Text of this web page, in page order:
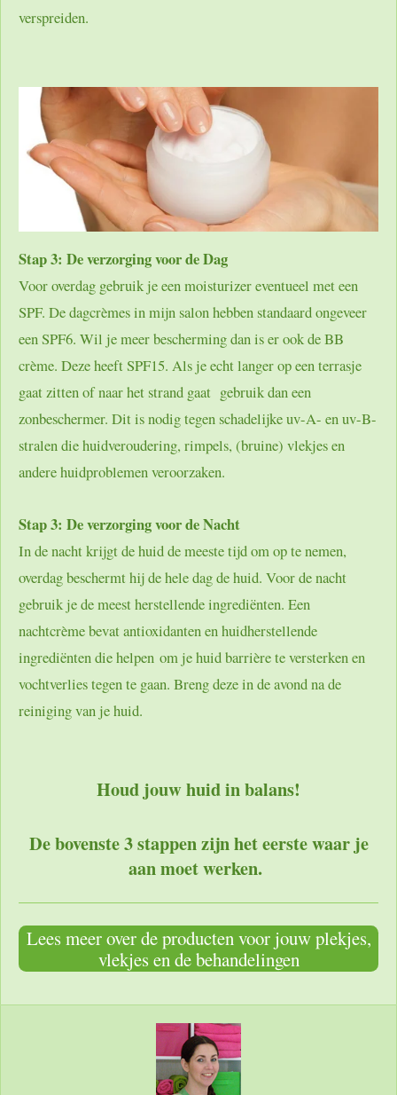
verspreiden.
Stap 3: De verzorging voor de Dag
Voor overdag gebruik je een moisturizer eventueel met een
SPF. De dagcrèmes in mijn salon hebben standaard ongeveer
een SPF6. Wil je meer bescherming dan is er ook de BB
crème. Deze heeft SPF15. Als je echt langer op een terrasje
gaat zitten of naar het strand gaat gebruik dan een
zonbeschermer. Dit is nodig tegen schadelijke uv-A- en uv-B-
stralen die huidveroudering, rimpels, (bruine) vlekjes en
andere huidproblemen veroorzaken.
Stap 3: De verzorging voor de Nacht
In de nacht krijgt de huid de meeste tijd om op te nemen,
overdag beschermt hij de hele dag de huid. Voor de nacht
gebruik je de meest herstellende ingrediënten. Een
nachtcrème bevat antioxidanten en huidherstellende
ingrediënten die helpen om je huid barrière te versterken en
vochtverlies tegen te gaan. Breng deze in de avond na de
reiniging van je huid.
Houd jouw huid in balans!
De bovenste 3 stappen zijn het eerste waar je
aan moet werken.
Lees meer over de producten voor jouw plekjes,
vlekjes en de behandelingen